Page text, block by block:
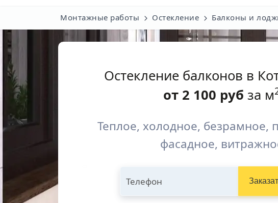
Монтажные работы Остекление Балконы и
Остекление балконов в
от 2 100 руб за м
Теплое, холодное, безрамное,
фасадное,
Телефон